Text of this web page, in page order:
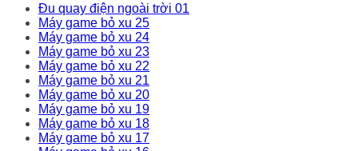
Đu quay điện ngoài trời 01
Máy game bỏ xu 25
Máy game bỏ xu 24
Máy game bỏ xu 23
Máy game bỏ xu 22
Máy game bỏ xu 21
Máy game bỏ xu 20
Máy game bỏ xu 19
Máy game bỏ xu 18
Máy game bỏ xu 17